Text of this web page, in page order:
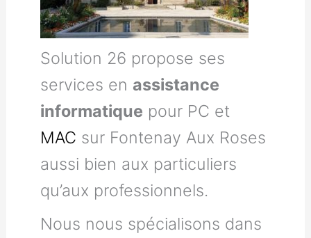
Solution 26 propose ses
services en assistance
informatique pour PC et
MAC sur Fontenay Aux Roses
aussi bien aux particuliers
qu’aux professionnels.
Nous nous spécialisons dans